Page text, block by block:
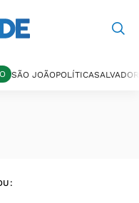
SÃO JOÃOPOLÍTICASALVADOR